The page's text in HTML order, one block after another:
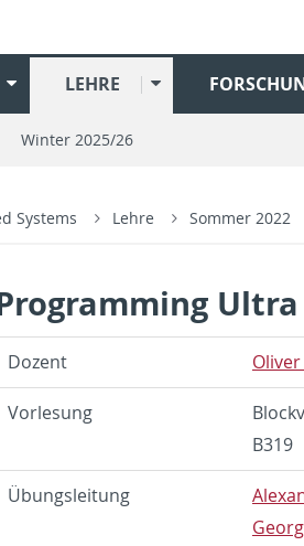
LEHRE
Winter 2025/26
Systems Lehre Sommer 2022
Dozent
Vor­lesung
B319
Übungsleitung